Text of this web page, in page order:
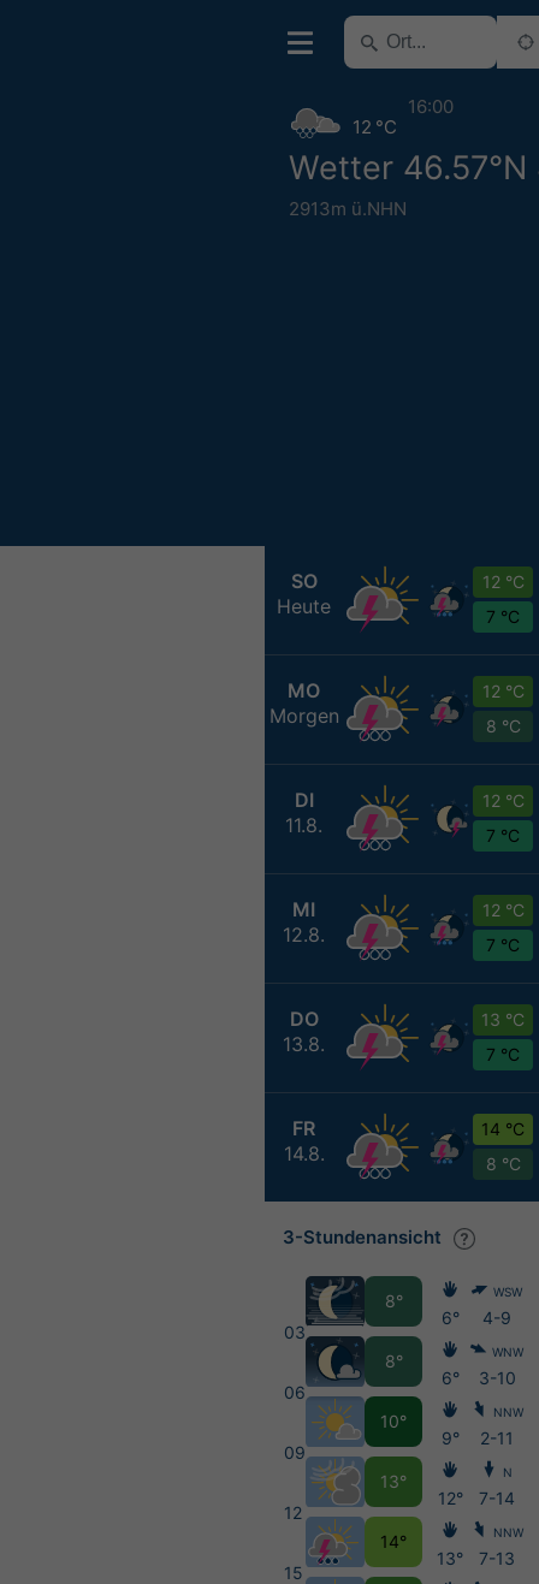
Wetter 46.57°N
2913m ü.NHN
12 °C
16:00
SO
Heute
12 °C
7 °C
MO
Morgen
12 °C
8 °C
DI
11.8.
12 °C
7 °C
MI
12.8.
12 °C
7 °C
DO
13.8.
13 °C
7 °C
FR
14.8.
14 °C
8 °C
3-Stundenansicht
03
06
09
12
15
8°
8°
10°
13°
14°
6°
6°
9°
12°
13°
WSW
4-9
WNW
3-10
NNW
2-11
N
7-14
NNW
7-13